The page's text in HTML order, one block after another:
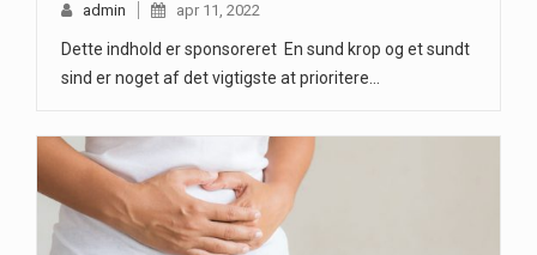
admin apr 11, 2022
Dette indhold er sponsoreret En sund krop og et sundt
sind er noget af det vigtigste at prioritere…